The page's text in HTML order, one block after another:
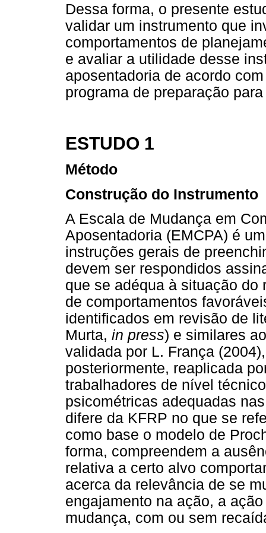
Dessa forma, o presente
validar um instrumento que
comportamentos de
e avaliar a utilidade desse
aposentadoria de acordo
programa de preparação
ESTUDO 1
Método
Construção do Instrumento
A Escala de Mudança em
Aposentadoria (EMCPA) é
instruções gerais de
devem ser respondidos
que se adéqua à situação
de comportamentos
identificados em revisão de
Murta, in press) e similares
validada por L. França
posteriormente, reaplicada
trabalhadores de nível
psicométricas adequadas
difere da KFRP no que se
como base o modelo de
forma, compreendem a
relativa a certo alvo
acerca da relevância de se
engajamento na ação, a
mudança, com ou sem